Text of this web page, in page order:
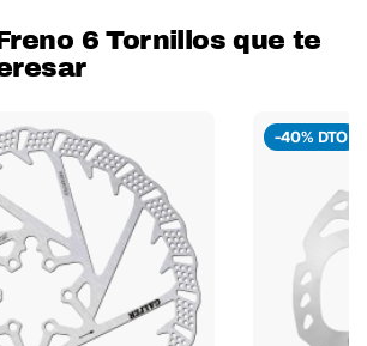
6 Tornillos que te
-40% DTO